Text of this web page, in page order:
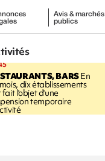
Avis & marchés
publics
BARSEn
dix établissements
fait l'objet d'une
temporaire